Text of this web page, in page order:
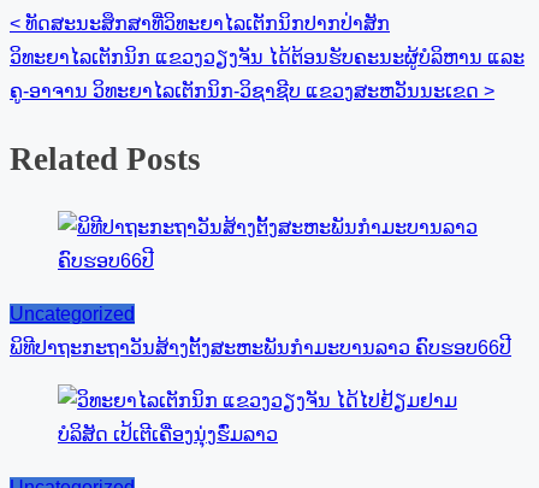
< ທັດສະນະສຶກສາທີ່ວິທະຍາໄລເຕັກນິກປາກປ່າສັກ
ວິທະຍາໄລເຕັກນິກ ແຂວງວຽງຈັນ ໄດ້ຕ້ອນຮັບຄະນະຜູ້ບໍລິຫານ ແລະ
ຄູ-ອາຈານ ວິທະຍາໄລເຕັກນິກ-ວິຊາຊີບ ແຂວງສະຫວັນນະເຂດ >
Related Posts
Uncategorized
ພິທີປາຖະກະຖາວັນສ້າງຕັ້ງສະຫະພັນກໍາມະບານລາວ ຄົບຮອບ66ປີ